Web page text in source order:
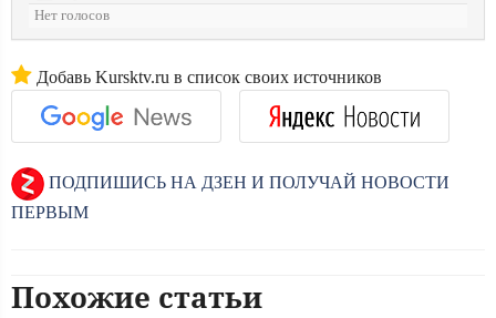
Нет голосов
Добавь Kursktv.ru в список своих источников
ПОДПИШИСЬ НА ДЗЕН И ПОЛУЧАЙ НОВОСТИ
ПЕРВЫМ
Похожие статьи